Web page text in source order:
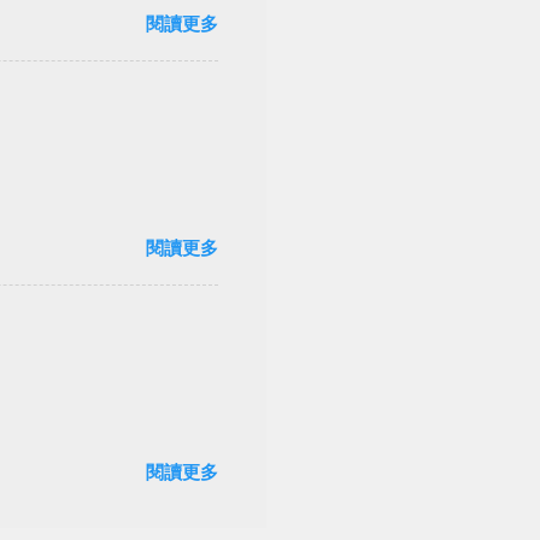
閱讀更多
閱讀更多
閱讀更多